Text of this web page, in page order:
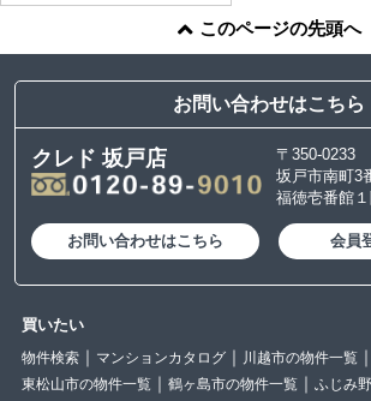
このページの先頭へ
お問い合わせはこちら
クレド 坂戸店
〒350-0233
坂戸市南町3
福徳壱番館
お問い合わせはこちら 会員
買いたい
物件検索 マンションカタログ 川越市の物件一覧
東松山市の物件一覧
鶴ヶ島市の物件一覧
ふじみ